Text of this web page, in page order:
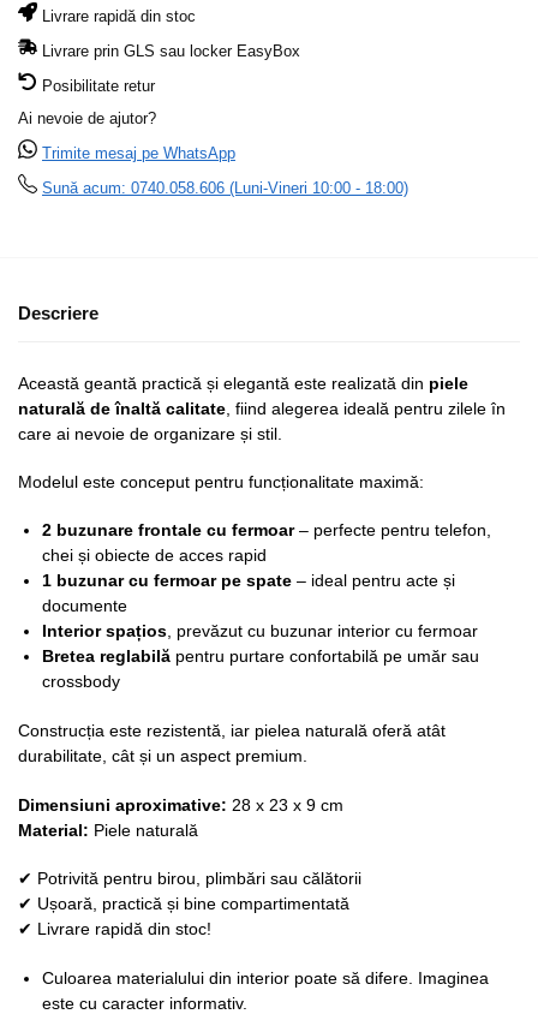
Livrare rapidă din stoc
Livrare prin GLS sau locker EasyBox
Posibilitate retur
Ai nevoie de ajutor?
Trimite mesaj pe WhatsApp
Sună acum: 0740.058.606 (Luni-Vineri 10:00 - 18:00)
Descriere
Această geantă practică și elegantă este realizată din piele
naturală de înaltă calitate , fiind alegerea ideală pentru zilele în
care ai nevoie de organizare și stil.
Modelul este conceput pentru funcționalitate maximă:
2 buzunare frontale cu fermoar– perfecte pentru telefon,
chei și obiecte de acces rapid
1 buzunar cu fermoar pe spate – ideal pentru acte și
documente
Interior spațios, prevăzut cu buzunar interior cu fermoar
Bretea reglabilă pentru purtare confortabilă pe umăr sau
crossbody
Construcția este rezistentă, iar pielea naturală oferă atât
durabilitate, cât și un aspect premium.
Dimensiuni aproximative: 28 x 23 x 9 cm
Material: Piele naturală
✔ Potrivită pentru birou, plimbări sau călătorii
✔ Ușoară, practică și bine compartimentată
✔ Livrare rapidă din stoc!
Culoarea materialului din interior poate să difere. Imaginea
este cu caracter informativ.